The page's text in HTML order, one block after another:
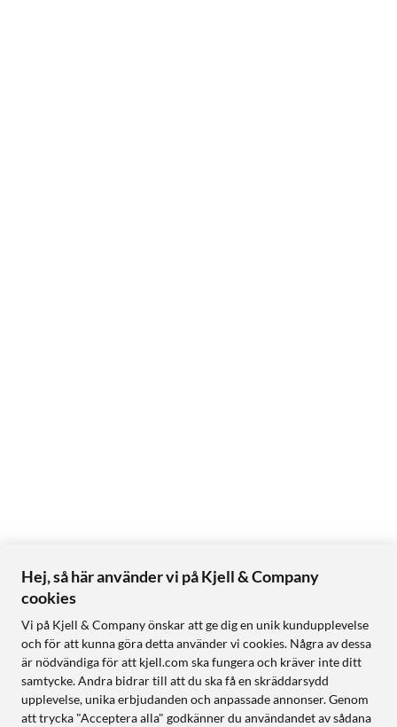
Hej, så här använder vi på Kjell & Company
cookies
Vi på Kjell & Company önskar att ge dig en unik kundupplevelse
och för att kunna göra detta använder vi cookies. Några av dessa
är nödvändiga för att kjell.com ska fungera och kräver inte ditt
samtycke. Andra bidrar till att du ska få en skräddarsydd
upplevelse, unika erbjudanden och anpassade annonser. Genom
att trycka "Acceptera alla" godkänner du användandet av sådana